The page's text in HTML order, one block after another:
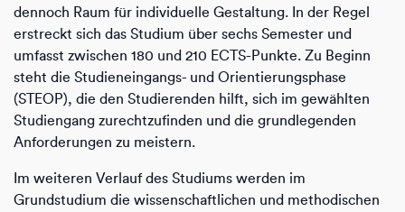
dennoch Raum für individuelle Gestaltung. In der Regel
erstreckt sich das Studium über sechs Semester und
umfasst zwischen 180 und 210 ECTS-Punkte. Zu Beginn
steht die Studieneingangs- und Orientierungsphase
(STEOP), die den Studierenden hilft, sich im gewählten
Studiengang zurechtzufinden und die grundlegenden
Anforderungen zu meistern.
Im weiteren Verlauf des Studiums werden im
Grundstudium die wissenschaftlichen und methodischen